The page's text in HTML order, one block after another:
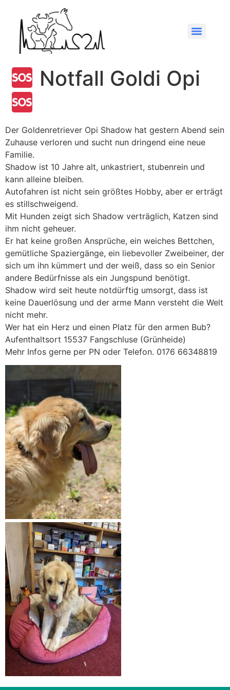
Notfall Goldi Opi
Der Goldenretriever Opi Shadow hat gestern Abend sein
Zuhause verloren und sucht nun dringend eine neue
Familie.
Shadow ist 10 Jahre alt, unkastriert, stubenrein und
kann alleine bleiben.
Autofahren ist nicht sein größtes Hobby, aber er erträgt
es stillschweigend.
Mit Hunden zeigt sich Shadow verträglich, Katzen sind
ihm nicht geheuer.
Er hat keine großen Ansprüche, ein weiches Bettchen,
gemütliche Spaziergänge, ein liebevoller Zweibeiner, der
sich um ihn kümmert und der weiß, dass so ein Senior
andere Bedürfnisse als ein Jungspund benötigt.
Shadow wird seit heute notdürftig umsorgt, dass ist
keine Dauerlösung und der arme Mann versteht die Welt
nicht mehr.
Wer hat ein Herz und einen Platz für den armen Bub?
Aufenthaltsort 15537 Fangschluse (Grünheide)
Mehr Infos gerne per PN oder Telefon. 0176 66348819